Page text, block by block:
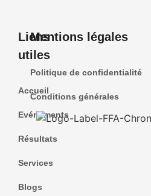
Liens
utiles
Accueil
Evénements
Résultats
Services
Blogs
Mentions légales
Politique de confidentialité
Conditions générales